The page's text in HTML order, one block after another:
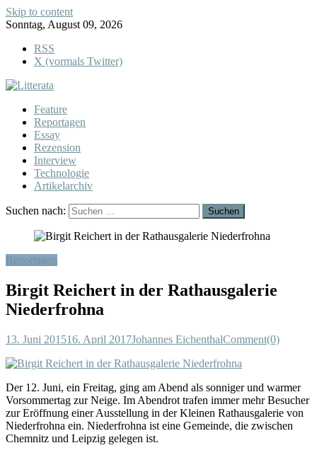
Skip to content
Sonntag, August 09, 2026
RSS
X (vormals Twitter)
Feature
Reportagen
Essay
Rezension
Interview
Technologie
Artikelarchiv
Suchen nach:
Reportagen
Birgit Reichert in der Rathausgalerie
Niederfrohna
13. Juni 201516. April 2017Johannes EichenthalComment(0)
Der 12. Juni, ein Freitag, ging am Abend als sonniger und warmer
Vorsommertag zur Neige. Im Abendrot trafen immer mehr Besucher
zur Eröffnung einer Ausstellung in der Kleinen Rathausgalerie von
Niederfrohna ein. Niederfrohna ist eine Gemeinde, die zwischen
Chemnitz und Leipzig gelegen ist.